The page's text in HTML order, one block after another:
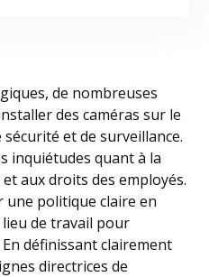
de nombreuses
des caméras sur le
et de surveillance.
inquiétudes quant à la
aux droits des employés.
politique claire en
de travail pour
définissant clairement
directrices de